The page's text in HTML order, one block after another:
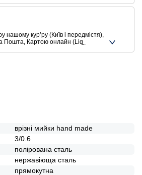
нашому курʼру (Київ і передмістя),
Пошта, Картою онлайн (Liqpay,
врізні мийки hand made
3/0.6
полірована сталь
нержавіюща сталь
прямокутна